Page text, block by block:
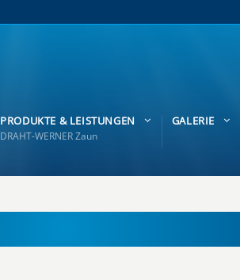
PRODUKTE & LEISTUNGEN
DRAHT-WERNER Zaun
GALERIE